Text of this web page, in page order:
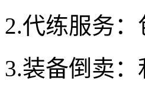
2.代练服务
3.装备倒卖